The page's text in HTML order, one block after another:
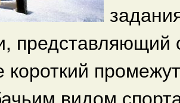
представляющий
короткий
видом